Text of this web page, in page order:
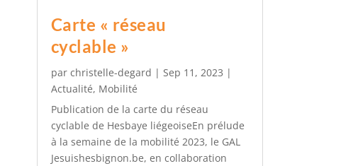
Carte « réseau
cyclable »
par christelle-degard | Sep 11, 2023 |
Actualité, Mobilité
Publication de la carte du réseau
cyclable de Hesbaye liégeoiseEn prélude
à la semaine de la mobilité 2023, le GAL
Jesuishesbignon.be, en collaboration